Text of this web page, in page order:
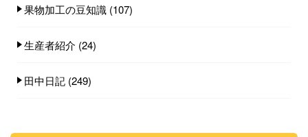
果物加工の豆知識 (107)
生産者紹介 (24)
田中日記 (249)